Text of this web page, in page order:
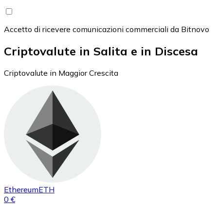
Accetto di ricevere comunicazioni commerciali da Bitnovo
Criptovalute in Salita e in Discesa
Criptovalute in Maggior Crescita
EthereumETH
0 €